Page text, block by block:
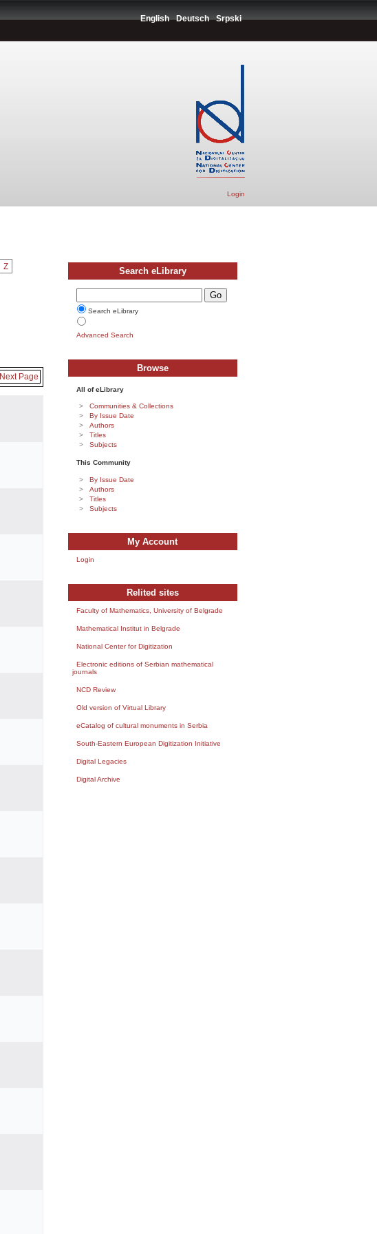
English Deutsch Srpski
Login
Z
Next Page
Search eLibrary
Search eLibrary
Advanced Search
Browse
All of eLibrary
Communities & Collections
By Issue Date
Authors
Titles
Subjects
This Community
By Issue Date
Authors
Titles
Subjects
My Account
Login
Relited sites
Faculty of Mathematics, University of Belgrade
Mathematical Institut in Belgrade
National Center for Digitization
Electronic editions of Serbian mathematical
journals
NCD Review
Old version of Virtual Library
eCatalog of cultural monuments in Serbia
South-Eastern European Digitization Initiative
Digital Legacies
Digital Archive